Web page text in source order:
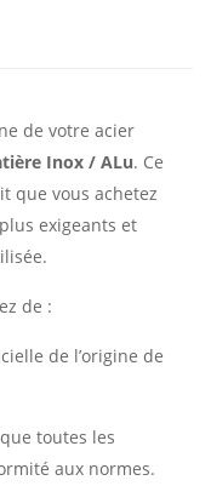
de votre acier
Inox / ALu. Ce
que vous achetez
exigeants et
de :
de l’origine de
toutes les
aux normes.